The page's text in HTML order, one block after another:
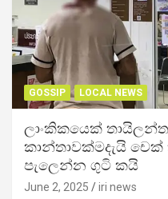
GOSSIP LOCAL NEWS
ලාංකිකයෙක්
කාන්තාවක්මදැයි
පැලෙන්න ගුටි කයි
June 2, 2025 iri news